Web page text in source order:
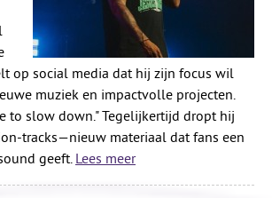
op social media dat hij zijn focus wil
muziek en impactvolle projecten.
to slow down." Tegelijkertijd dropt hij
tracks—nieuw materiaal dat fans een
geeft. Lees meer